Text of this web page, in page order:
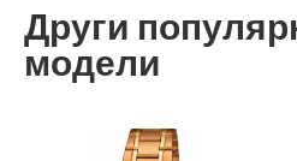
Други
модели